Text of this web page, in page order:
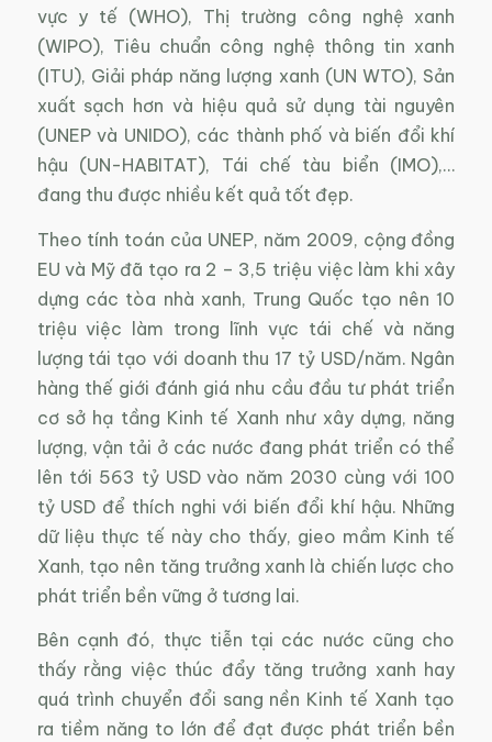
vực y tế (WHO), Thị trường công nghệ xanh
(WIPO), Tiêu chuẩn công nghệ thông tin xanh
(ITU), Giải pháp năng lượng xanh (UN WTO), Sản
xuất sạch hơn và hiệu quả sử dụng tài nguyên
(UNEP và UNIDO), các thành phố và biến đổi khí
hậu (UN-HABITAT), Tái chế tàu biển (IMO),…
đang thu được nhiều kết quả tốt đẹp.
Theo tính toán của UNEP, năm 2009, cộng đồng
EU và Mỹ đã tạo ra 2 – 3,5 triệu việc làm khi xây
dựng các tòa nhà xanh, Trung Quốc tạo nên 10
triệu việc làm trong lĩnh vực tái chế và năng
lượng tái tạo với doanh thu 17 tỷ USD/năm. Ngân
hàng thế giới đánh giá nhu cầu đầu tư phát triển
cơ sở hạ tầng Kinh tế Xanh như xây dựng, năng
lượng, vận tải ở các nước đang phát triển có thể
lên tới 563 tỷ USD vào năm 2030 cùng với 100
tỷ USD để thích nghi với biến đổi khí hậu. Những
dữ liệu thực tế này cho thấy, gieo mầm Kinh tế
Xanh, tạo nên tăng trưởng xanh là chiến lược cho
phát triển bền vững ở tương lai.
Bên cạnh đó, thực tiễn tại các nước cũng cho
thấy rằng việc thúc đẩy tăng trưởng xanh hay
quá trình chuyển đổi sang nền Kinh tế Xanh tạo
ra tiềm năng to lớn để đạt được phát triển bền